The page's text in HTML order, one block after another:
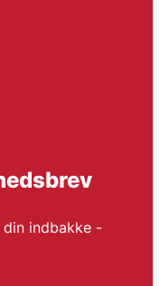
din indbakke -